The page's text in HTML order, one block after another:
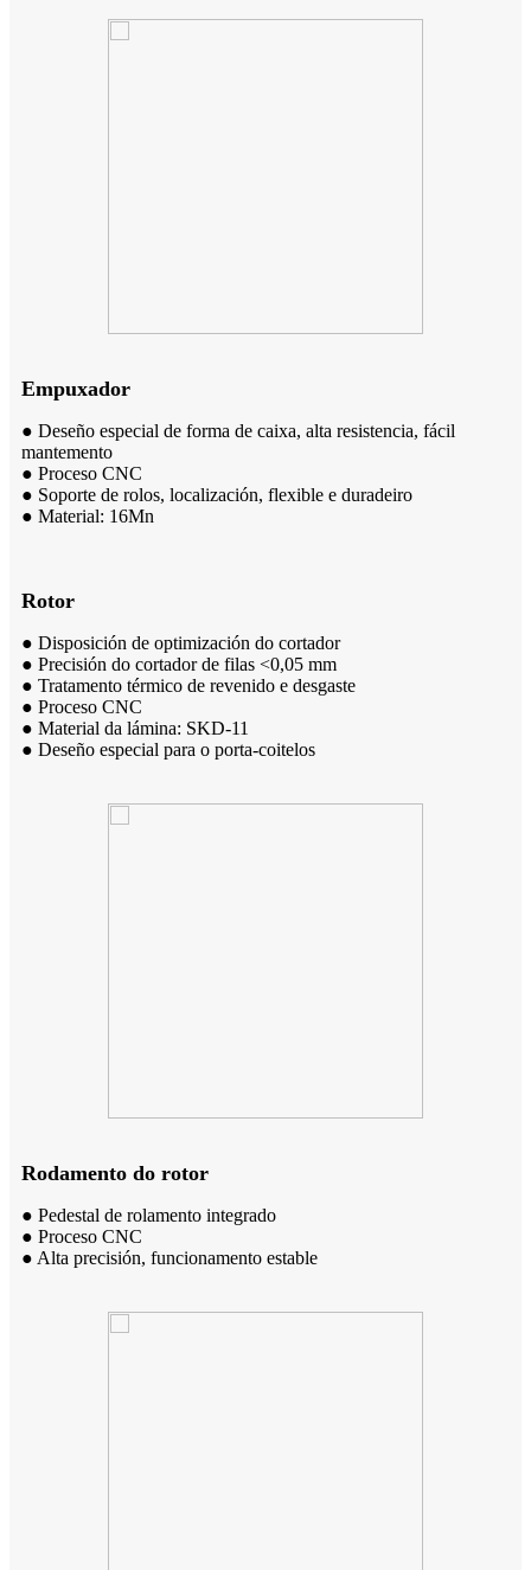
Empuxador
● Deseño especial de forma de caixa, alta resistencia, fácil
mantemento
● Proceso CNC
● Soporte de rolos, localización, flexible e duradeiro
● Material: 16Mn
Rotor
● Disposición de optimización do cortador
● Precisión do cortador de filas <0,05 mm
● Tratamento térmico de revenido e desgaste
● Proceso CNC
● Material da lámina: SKD-11
● Deseño especial para o porta-coitelos
Rodamento do rotor
● Pedestal de rolamento integrado
● Proceso CNC
● Alta precisión, funcionamento estable